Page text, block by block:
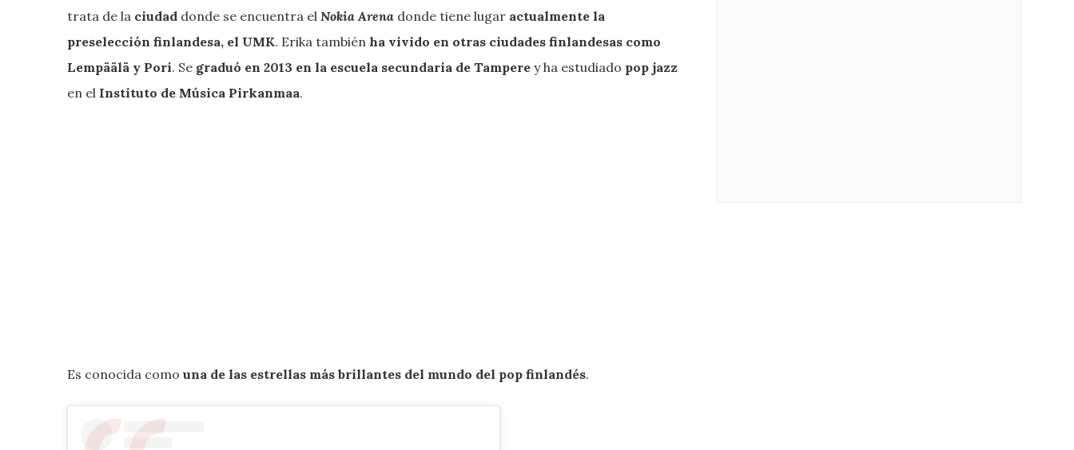
trata de la ciudad donde se encuentra el Nokia Arena donde tiene lugar actualmente la
preselección finlandesa, el UMK. Erika también ha vivido en otras ciudades finlandesas como
Lempäälä y Pori. Se graduó en 2013 en la escuela secundaria de Tampere y ha estudiado pop jazz
en el Instituto de Música Pirkanmaa.
Es conocida como una de las estrellas más brillantes del mundo del pop finlandés.